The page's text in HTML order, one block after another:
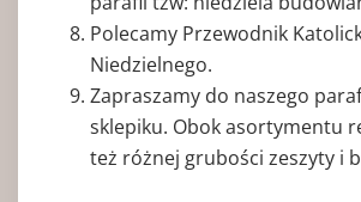
Polecamy Przewodnik
Niedzielnego.
Zapraszamy do naszego
sklepiku. Obok asortymentu
też różnej grubości zeszyty i